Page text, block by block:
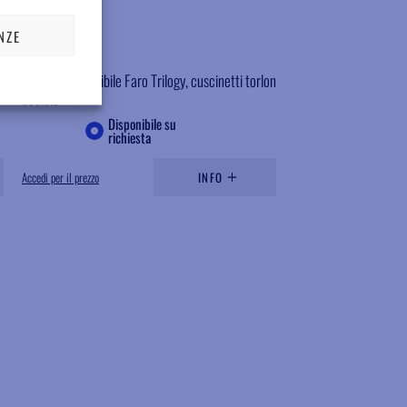
Rotore compatibile Faro Trilogy, cuscinetti torlon
acciaio
Disponibile su
richiesta
Accedi per il prezzo INFO